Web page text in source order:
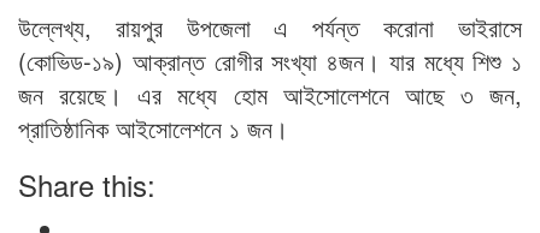
উল্লেখ্য, রায়পুর উপজেলা এ পর্যন্ত করোনা ভাইরাসে
(কোভিড-১৯) আক্রান্ত রোগীর সংখ্যা ৪জন। যার মধ্যে শিশু ১
জন রয়েছে। এর মধ্যে হোম আইসোলেশনে আছে ৩ জন,
প্রাতিষ্ঠানিক আইসোলেশনে ১ জন।
Share this: